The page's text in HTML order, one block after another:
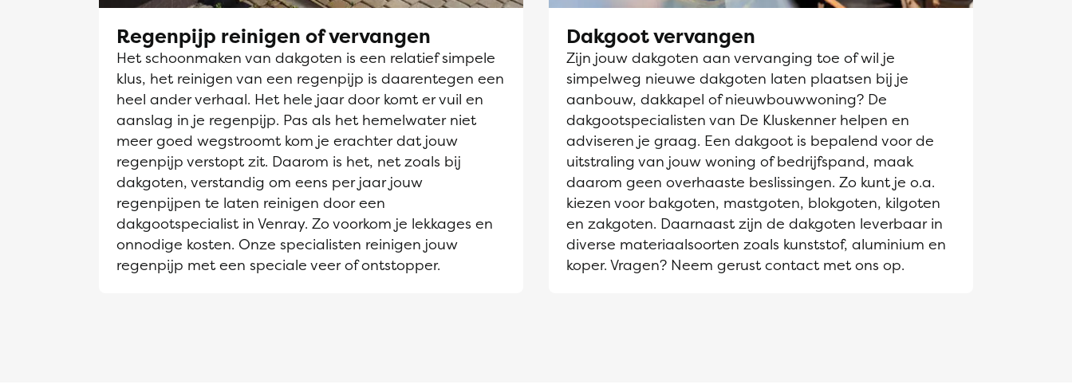
Regenpijp reinigen of vervangen
Het schoonmaken van dakgoten is een relatief simpele
klus, het reinigen van een regenpijp is daarentegen een
heel ander verhaal. Het hele jaar door komt er vuil en
aanslag in je regenpijp. Pas als het hemelwater niet
meer goed wegstroomt kom je erachter dat jouw
regenpijp verstopt zit. Daarom is het, net zoals bij
dakgoten, verstandig om eens per jaar jouw
regenpijpen te laten reinigen door een
dakgootspecialist in Venray. Zo voorkom je lekkages en
onnodige kosten. Onze specialisten reinigen jouw
regenpijp met een speciale veer of ontstopper.
Dakgoot vervangen
Zijn jouw dakgoten aan vervanging toe of wil je
simpelweg nieuwe dakgoten laten plaatsen bij je
aanbouw, dakkapel of nieuwbouwwoning? De
dakgootspecialisten van De Kluskenner helpen en
adviseren je graag. Een dakgoot is bepalend voor de
uitstraling van jouw woning of bedrijfspand, maak
daarom geen overhaaste beslissingen. Zo kunt je o.a.
kiezen voor bakgoten, mastgoten, blokgoten, kilgoten
en zakgoten. Daarnaast zijn de dakgoten leverbaar in
diverse materiaalsoorten zoals kunststof, aluminium en
koper. Vragen? Neem gerust contact met ons op.